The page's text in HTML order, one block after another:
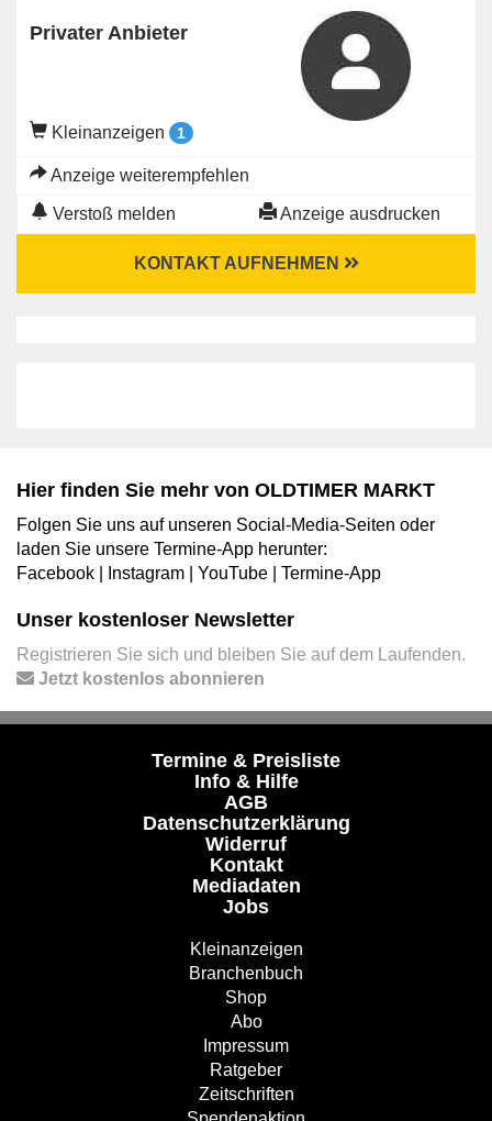
Privater Anbieter
Kleinanzeigen 1
Anzeige weiterempfehlen
Verstoß melden Anzeige ausdrucken
KONTAKT AUFNEHMEN
Hier finden Sie mehr von OLDTIMER MARKT
Folgen Sie uns auf unseren Social-Media-Seiten oder
laden Sie unsere Termine-App herunter:
Facebook
Instagram YouTube Termine-App
Unser kostenloser Newsletter
Registrieren Sie sich und bleiben Sie auf dem Laufenden.
Jetzt kostenlos abonnieren
Termine & Preisliste
Info & Hilfe
AGB
Datenschutzerklärung
Widerruf
Kontakt
Mediadaten
Jobs
Kleinanzeigen
Branchenbuch
Shop
Abo
Impressum
Ratgeber
Zeitschriften